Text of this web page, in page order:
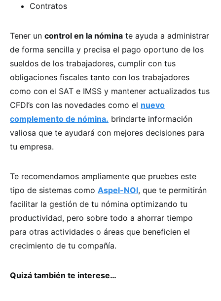
Contratos
Tener un control en la nómina te ayuda a administrar
de forma sencilla y precisa el pago oportuno de los
sueldos de los trabajadores, cumplir con tus
obligaciones fiscales tanto con los trabajadores
como con el SAT e IMSS y mantener actualizados tus
CFDI’s con las novedades como el nuevo
complemento de nómina. brindarte información
valiosa que te ayudará con mejores decisiones para
tu empresa.
Te recomendamos ampliamente que pruebes este
tipo de sistemas como Aspel-NOI, que te permitirán
facilitar la gestión de tu nómina optimizando tu
productividad, pero sobre todo a ahorrar tiempo
para otras actividades o áreas que beneficien el
crecimiento de tu compañía.
Quizá también te interese…